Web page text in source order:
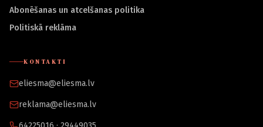
Abonēšanas un atcelšanas politika
Politiskā reklāma
KONTAKTI
eliesma@eliesma.lv
reklama@eliesma.lv